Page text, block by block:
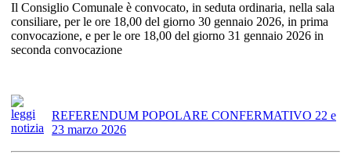
Il Consiglio Comunale è convocato, in seduta ordinaria, nella sala
consiliare, per le ore 18,00 del giorno 30 gennaio 2026, in prima
convocazione, e per le ore 18,00 del giorno 31 gennaio 2026 in
seconda convocazione
REFERENDUM POPOLARE CONFERMATIVO 22 e
23 marzo 2026